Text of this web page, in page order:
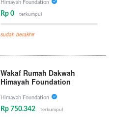
Himayah Foundation
Rp 0 terkumpul
sudah berakhir
Wakaf Rumah Dakwah
Himayah Foundation
Himayah Foundation
Rp 750.342 terkumpul